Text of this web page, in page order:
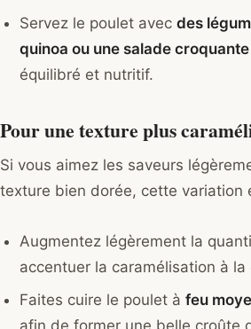
Servez le poulet avecdes
quinoa ou une salade croquante
équilibré et nutritif.
Pour une texture plus
Si vous aimez les saveurs
texture bien dorée, cette variation
Augmentez légèrement la
accentuer la caramélisation à la
Faites cuire le poulet àfeu